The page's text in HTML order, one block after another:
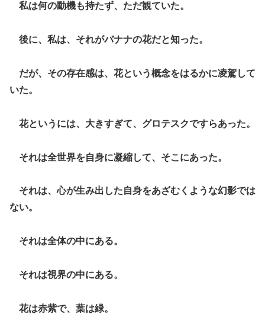
私は何の動機も持たず、ただ観ていた。
後に、私は、それがバナナの花だと知った。
だが、その存在感は、花という概念をはるかに凌駕して
いた。
花というには、大きすぎて、グロテスクですらあった。
それは全世界を自身に凝縮して、そこにあった。
それは、心が生み出した自身をあざむくような幻影では
ない。
それは全体の中にある。
それは視界の中にある。
花は赤紫で、葉は緑。